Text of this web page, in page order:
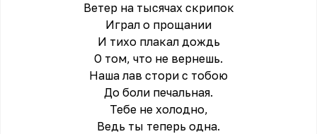
Ветер на тысячах скрипок
Играл о прощании
И тихо плакал дождь
О том, что не вернешь.
Наша лав стори с тобою
До боли печальная.
Тебе не холодно,
Ведь ты теперь одна.